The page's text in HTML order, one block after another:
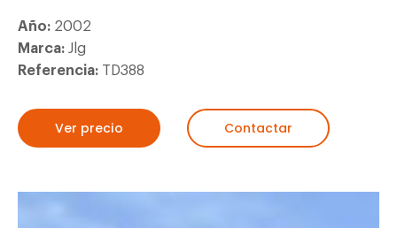
Año: 2002
Marca: Jlg
Referencia: TD388
Ver precio Contactar